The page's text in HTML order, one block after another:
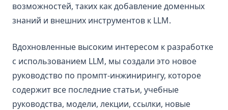
Дополнительные статьи
Course
Services
agents
Introduction to Agents
возможностей, таких как добавление доменных
знаний и внешних инструментов к LLM.
Вдохновленные высоким интересом к разработке
с использованием LLM, мы создали это новое
руководство по промпт-инжинирингу, которое
содержит все последние статьи, учебные
руководства, модели, лекции, ссылки, новые